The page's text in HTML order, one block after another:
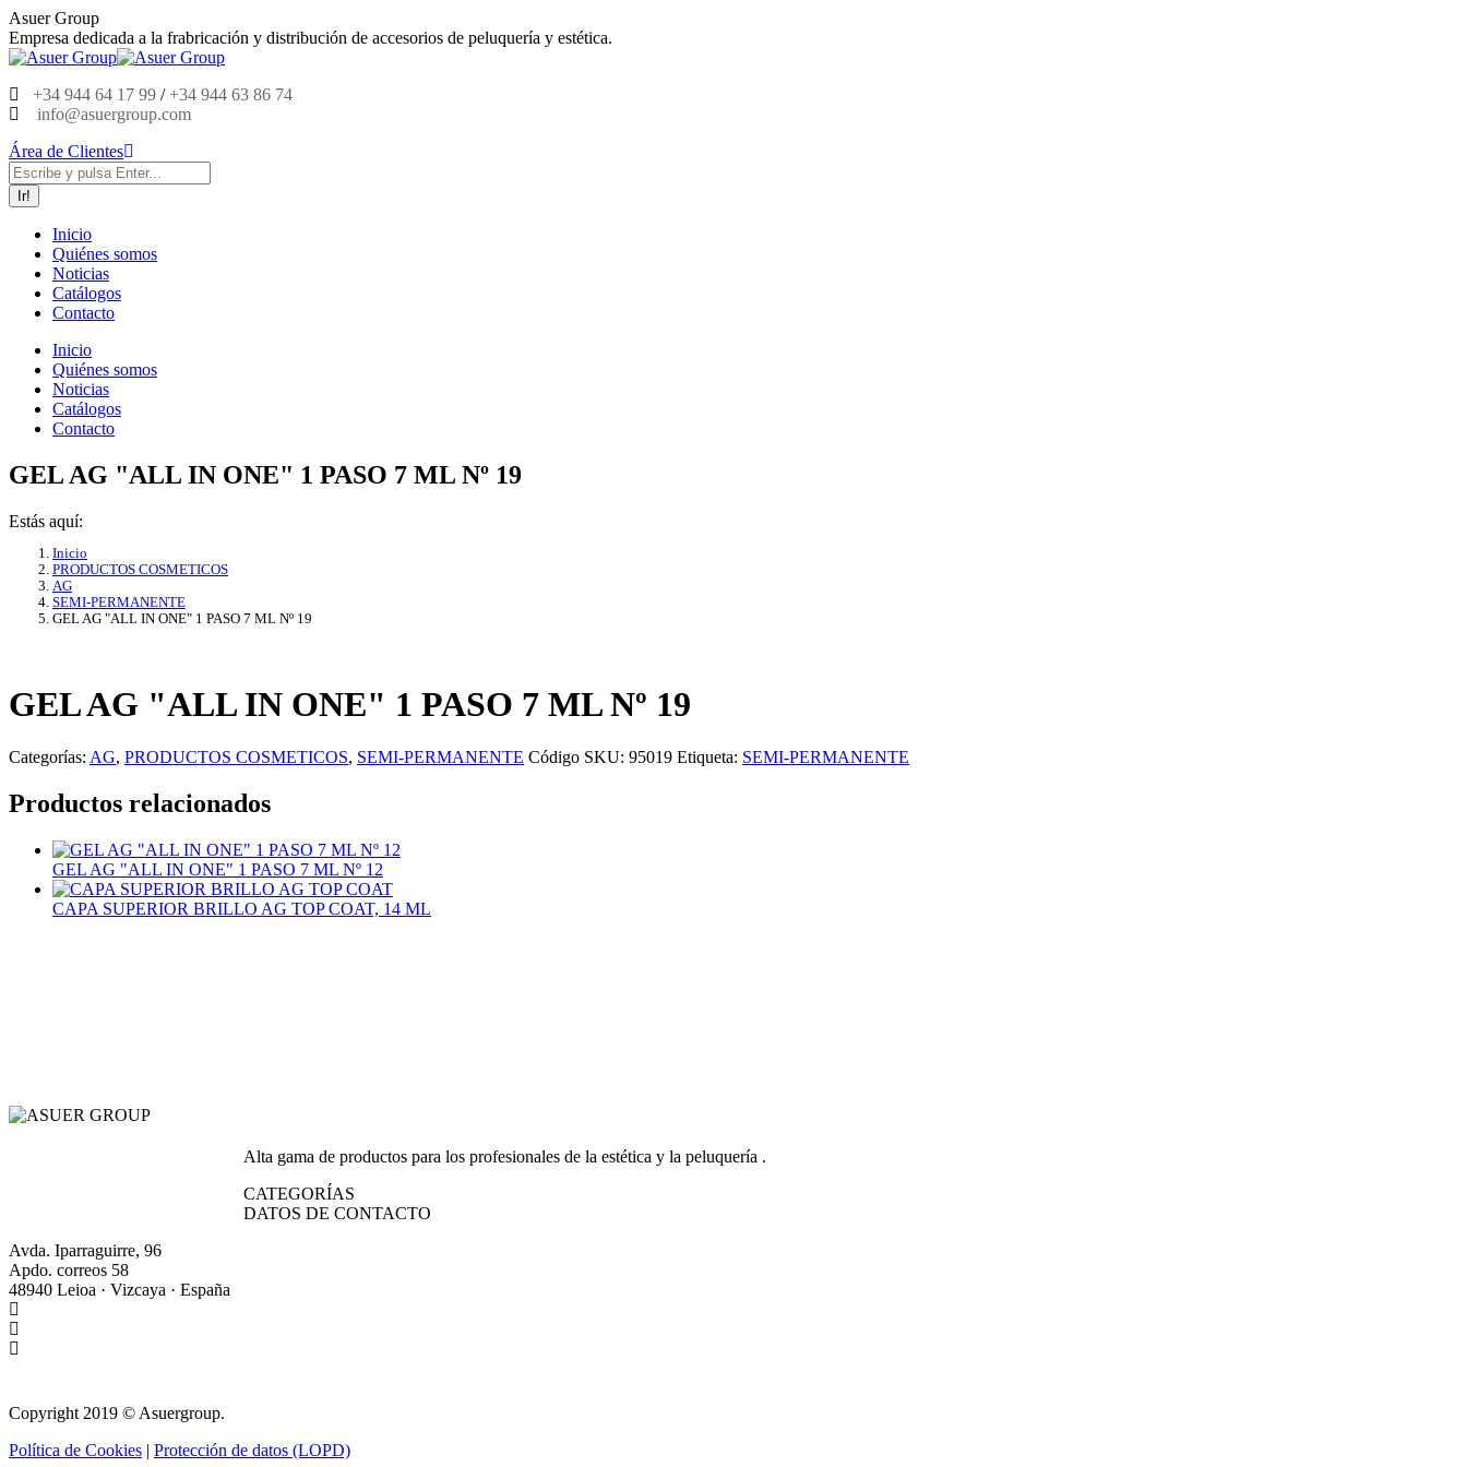
Saltar
al
contenido
Asuer Group
Empresa dedicada a la frabricación y distribución de accesorios de peluquería y estética.
+34 944 64 17 99 /+34 944 63 86 74
info@asuergroup.com
Área de Clientes
Buscar:
Inicio
Quiénes somos
Noticias
Catálogos
Contacto
Inicio
Quiénes somos
Noticias
Catálogos
Contacto
GEL AG "ALL IN ONE" 1 PASO 7 ML Nº 19
Estás aquí:
Inicio
PRODUCTOS COSMETICOS
AG
SEMI-PERMANENTE
GEL AG "ALL IN ONE" 1 PASO 7 ML Nº 19
GEL AG "ALL IN ONE" 1 PASO 7 ML Nº 19
Categorías: AG, PRODUCTOS COSMETICOS, SEMI-PERMANENTE Código SKU: 95019 Etiqueta: SEMI-PERMANENTE
Productos relacionados
GEL AG "ALL IN ONE" 1 PASO 7 ML Nº 12
CAPA SUPERIOR BRILLO AG TOP COAT, 14 ML
Alta gama de productos para los profesionales de la estética y la peluquería .
CATEGORÍAS
DATOS DE CONTACTO
Avda. Iparraguirre, 96
Apdo. correos 58
48940 Leioa · Vizcaya · España
Copyright 2019 © Asuergroup.
Política de Cookies | Protección de datos (LOPD)